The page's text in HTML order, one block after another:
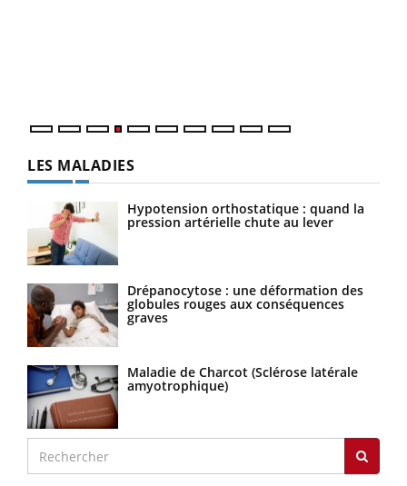
LES MALADIES
Hypotension orthostatique : quand la
pression artérielle chute au lever
Drépanocytose : une déformation des
globules rouges aux conséquences
graves
Maladie de Charcot (Sclérose latérale
amyotrophique)